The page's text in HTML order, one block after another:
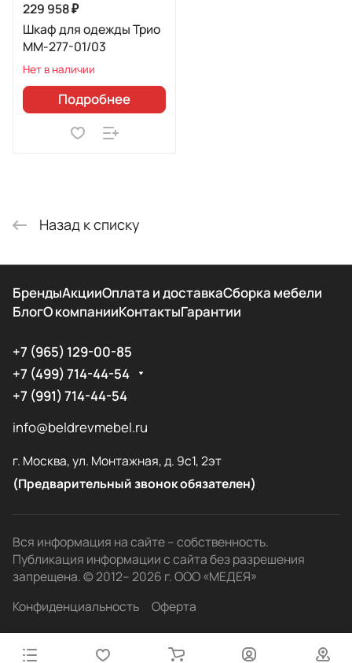
229 958 ₽
Шкаф для одежды Трио
ММ-277-01/03
Нет в наличии
Подробнее
Назад к списку
БрендыАкцииОплата и доставкаСборка мебели
БлогО компанииКонтактыГарантии
+7 (965) 129-00-85
+7 (499) 714-44-54
+7 (991) 714-44-54
info@beldrevmebel.ru
г. Москва, ул. Монтажная, д. 9с1, 2эт
(Предварительный звонок обязателен)
Вся информация на сайте – собственность.
Публикация информации с сайта без разрешения
запрещена. © 2012– 2026 г. ООО «МЕДЕЯ»
Конфиденциальность
Оферта